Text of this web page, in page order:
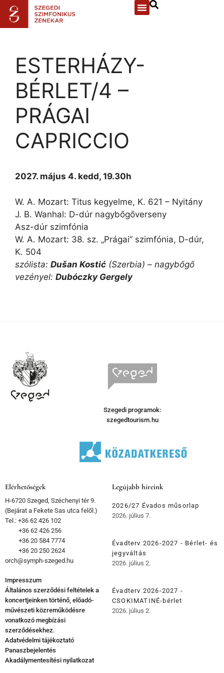
ESTERHÁZY-
BÉRLET/4 –
PRÁGAI
CAPRICCIO
2027. május 4. kedd, 19.30h
W. A. Mozart: Titus kegyelme, K. 621 – Nyitány
J. B. Wanhal: D-dúr nagybőgőverseny
Asz-dúr szimfónia
W. A. Mozart: 38. sz. „Prágai” szimfónia, D-dúr,
K. 504
szólista: Dušan Kostić (Szerbia) – nagybőgő
vezényel: Dubóczky Gergely
Szegedi programok:
szegedtourism.hu
Elérhetőségek
H-6720 Szeged, Széchenyi tér 9.
(Bejárat a Fekete Sas utca felől.)
Tel.: +36 62 426 102
+36 62 426 256
+36 20 584 7774
+36 20 250 2624
orch@symph-szeged.hu
Impresszum
Általános szerződési feltételek a
koncertjeinken történő, előadó-
művészeti közreműködésre
vonatkozó megbízási
szerződésekhez.
Adatvédelmi tájékoztató
Panaszbejelentés
Akadálymentesítési nyilatkozat
Legújabb híreink
2026/27 Évados műsorlap
2026. július 7.
Évadterv 2026-2027 - Bérlet- és
jegyváltás
2026. július 2.
Évadterv 2026-2027 -
CSOKIMATINÉ-bérlet
2026. július 2.